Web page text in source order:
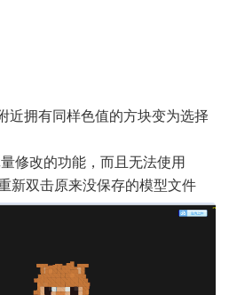
近拥有同样色值的方块变为选择
修改的功能，而且无法使用
新双击原来没保存的模型文件